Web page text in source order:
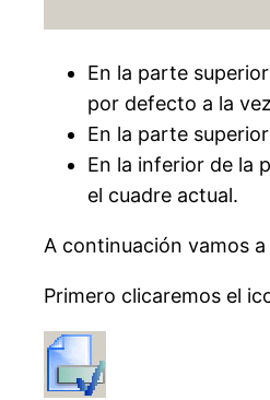
En la parte
por defecto a la
En la parte
En la inferior de la
el cuadre actual.
A continuación vamos
Primero clicaremos el